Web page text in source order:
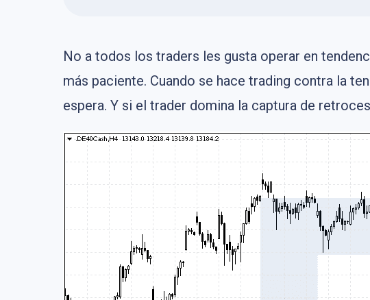
No a todos los traders les gusta operar en
más paciente. Cuando se hace trading contra la
espera. Y si el trader domina la captura de